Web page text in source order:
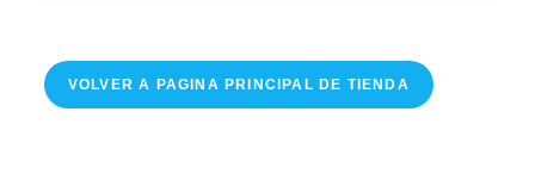
VOLVER A PAGINA PRINCIPAL DE TIENDA